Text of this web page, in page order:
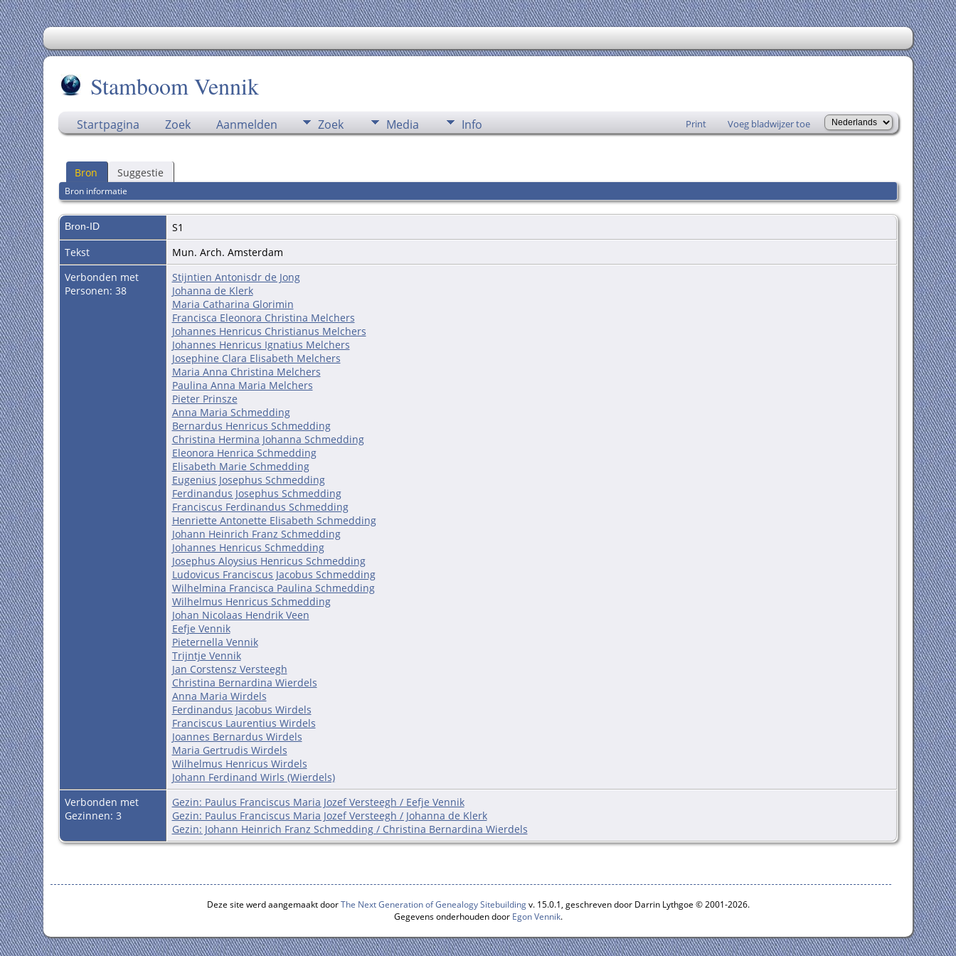
Stamboom Vennik
Startpagina Zoek Aanmelden Zoek Media Info Print Voeg bladwijzer toe
Bron Suggestie
Bron informatie
Bron-ID
S1
Tekst
Mun. Arch. Amsterdam
Verbonden met
Personen: 38
Stijntien Antonisdr de Jong
Johanna de Klerk
Maria Catharina Glorimin
Francisca Eleonora Christina Melchers
Johannes Henricus Christianus Melchers
Johannes Henricus Ignatius Melchers
Josephine Clara Elisabeth Melchers
Maria Anna Christina Melchers
Paulina Anna Maria Melchers
Pieter Prinsze
Anna Maria Schmedding
Bernardus Henricus Schmedding
Christina Hermina Johanna Schmedding
Eleonora Henrica Schmedding
Elisabeth Marie Schmedding
Eugenius Josephus Schmedding
Ferdinandus Josephus Schmedding
Franciscus Ferdinandus Schmedding
Henriette Antonette Elisabeth Schmedding
Johann Heinrich Franz Schmedding
Johannes Henricus Schmedding
Josephus Aloysius Henricus Schmedding
Ludovicus Franciscus Jacobus Schmedding
Wilhelmina Francisca Paulina Schmedding
Wilhelmus Henricus Schmedding
Johan Nicolaas Hendrik Veen
Eefje Vennik
Pieternella Vennik
Trijntje Vennik
Jan Corstensz Versteegh
Christina Bernardina Wierdels
Anna Maria Wirdels
Ferdinandus Jacobus Wirdels
Franciscus Laurentius Wirdels
Joannes Bernardus Wirdels
Maria Gertrudis Wirdels
Wilhelmus Henricus Wirdels
Johann Ferdinand Wirls (Wierdels)
Verbonden met
Gezinnen: 3
Gezin: Paulus Franciscus Maria Jozef Versteegh / Eefje Vennik
Gezin: Paulus Franciscus Maria Jozef Versteegh / Johanna de Klerk
Gezin: Johann Heinrich Franz Schmedding / Christina Bernardina Wierdels
Deze site werd aangemaakt doorThe Next Generation of Genealogy Sitebuildingv. 15.0.1, geschreven door Darrin Lythgoe © 2001-2026.
Gegevens onderhouden door Egon Vennik.